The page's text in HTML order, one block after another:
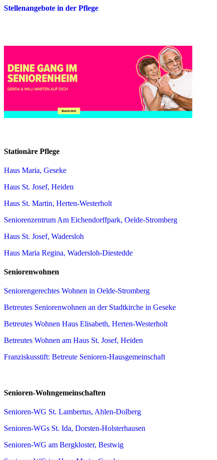
Stellenangebote in der Pflege
Stationäre Pflege
Haus Maria, Geseke
Haus St. Josef, Heiden
Haus St. Martin, Herten-Westerholt
Seniorenzentrum Am Eichendorffpark, Oelde-Stromberg
Haus St. Josef, Wadersloh
Haus Maria Regina, Wadersloh-Diestedde
Seniorenwohnen
Seniorengerechtes Wohnen in Oelde-Stromberg
Betreutes Seniorenwohnen an der Stadtkirche in Geseke
Betreutes Wohnen Haus Elisabeth, Herten-Westerholt
Betreutes Wohnen am Haus St. Josef, Heiden
Franziskusstift: Betreute Senioren-Hausgemeinschaft
Senioren-Wohngemeinschaften
Senioren-WG St. Lambertus, Ahlen-Dolberg
Senioren-WGs St. Ida, Dorsten-Holsterhausen
Senioren-WG am Bergkloster, Bestwig